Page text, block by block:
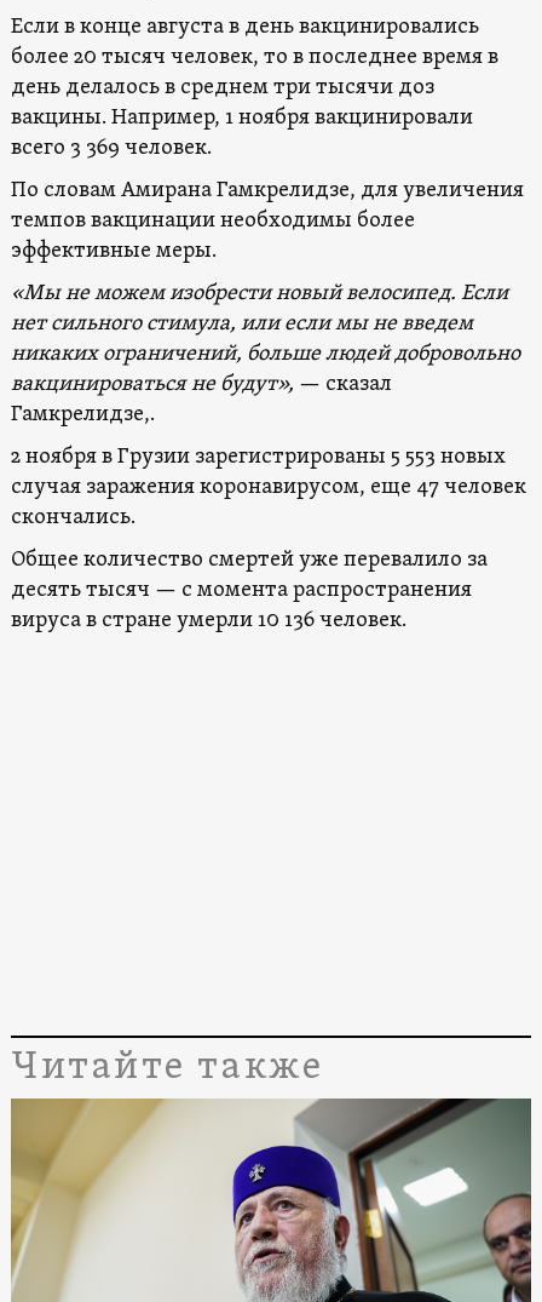
Если в конце августа в день вакцинировались
более 20 тысяч человек, то в последнее время в
день делалось в среднем три тысячи доз
вакцины. Например, 1 ноября вакцинировали
всего 3 369 человек.
По словам Амирана Гамкрелидзе, для увеличения
темпов вакцинации необходимы более
эффективные меры.
«Мы не можем изобрести новый велосипед. Если
нет сильного стимула, или если мы не введем
никаких ограничений, больше людей добровольно
вакцинироваться не будут», — сказал
Гамкрелидзе,.
2 ноября в Грузии зарегистрированы 5 553 новых
случая заражения коронавирусом, еще 47 человек
скончались.
Общее количество смертей уже перевалило за
десять тысяч — с момента распространения
вируса в стране умерли 10 136 человек.
Читайте также